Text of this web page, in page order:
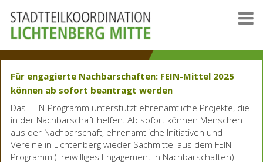
Für engagierte Nachbarschaften: FEIN-Mittel 2025
können ab sofort beantragt werden
Das FEIN-Programm unterstützt ehrenamtliche Projekte, die
in der Nachbarschaft helfen. Ab sofort können Menschen
aus der Nachbarschaft, ehrenamtliche Initiativen und
Vereine in Lichtenberg wieder Sachmittel aus dem FEIN-
Programm (Freiwilliges Engagement in Nachbarschaften)